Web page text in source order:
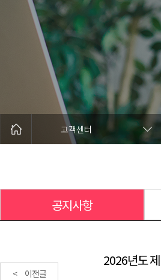
고객센터
공지사항
2026년도
< 이전글